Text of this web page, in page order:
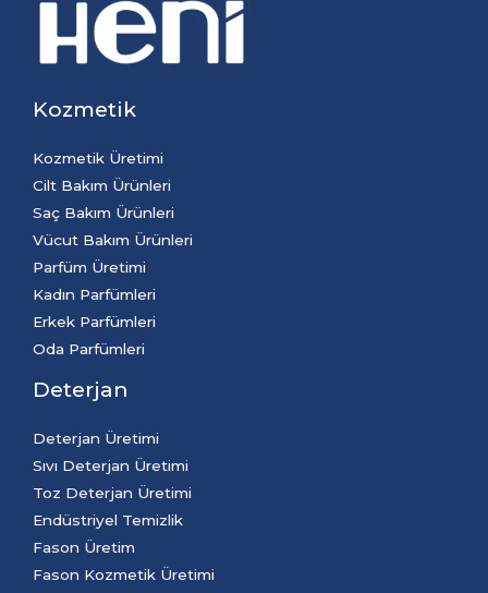
Kozmetik
Kozmetik Üretimi
Cilt Bakım Ürünleri
Saç Bakım Ürünleri
Vücut Bakım Ürünleri
Parfüm Üretimi
Kadın Parfümleri
Erkek Parfümleri
Oda Parfümleri
Deterjan
Deterjan Üretimi
Sıvı Deterjan Üretimi
Toz Deterjan Üretimi
Endüstriyel Temizlik
Fason Üretim
Fason Kozmetik Üretimi